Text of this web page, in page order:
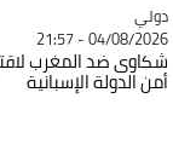
Catégorie
دولي
04/08/2026 - 21:57
شكاوى ضد المغرب
أمن الدولة الإسبانية